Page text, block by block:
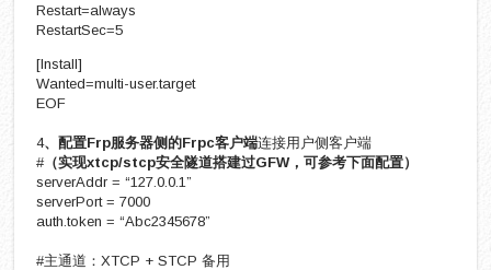
Restart=always
RestartSec=5
[Install]
Wanted=multi-user.target
EOF
4、配置Frp服务器侧的Frpc客户端连接用户侧客户端
#（实现xtcp/stcp安全隧道搭建过GFW，可参考下面配置）
serverAddr = “127.0.0.1”
serverPort = 7000
auth.token = “Abc2345678”
#主通道：XTCP + STCP 备用